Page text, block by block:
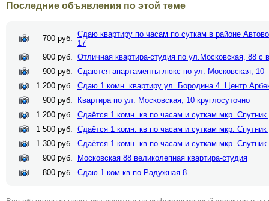
Последние объявления по этой теме
700 руб. Сдаю квартиру по часам по суткам в районе
17
900 руб. Отличная квартира-студия по ул.Московская, 88 с
900 руб. Сдаются апартаменты люкс по ул. Московская, 10
1 200 руб. Сдаю 1 комн. квартиру ул. Бородина 4. Центр
900 руб.
Квартира по ул. Московская, 10 круглосуточно
1 200 руб. Сдаётся 1 комн. кв по часам и суткам мкр.
1 500 руб. Сдаётся 1 комн. кв по часам и суткам мкр.
1 300 руб. Сдаётся 1 комн. кв по часам и суткам мкр.
900 руб.
Московская 88 великолепная квартира-студия
800 руб. Сдаю 1 ком кв по Радужная 8